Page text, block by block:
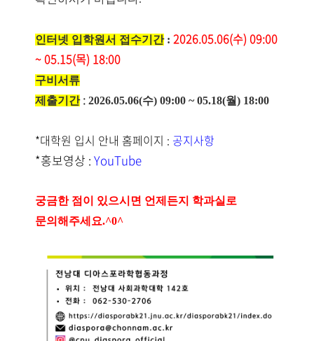
인터넷 입학원서 접수기간: 2026.05.06(수) 09:00
~ 05.15(목) 18:00
구비서류
제출기간: 2026.05.06(수) 09:00 ~ 05.18(월) 18:00
*대학원 입시 안내 홈페이지 : 공지사항
*홍보영상 : YouTube
궁금한 점이 있으시면 언제든지 학과실로
문의해주세요.^0^